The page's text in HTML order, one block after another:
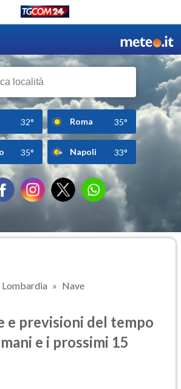
32° Roma 35°
35° Napoli 33°
Lombardia Nave
e previsioni del tempo
e i prossimi 15